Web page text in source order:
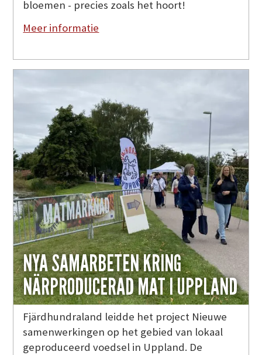
bloemen - precies zoals het hoort!
Meer informatie
NYA SAMARBETEN KRING
NÄRPRODUCERAD MAT I UPPLAND
Fjärdhundraland leidde het project Nieuwe
samenwerkingen op het gebied van lokaal
geproduceerd voedsel in Uppland. De